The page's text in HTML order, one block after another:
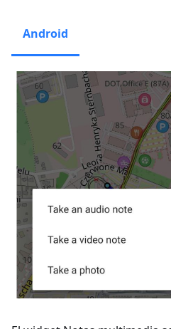
Android